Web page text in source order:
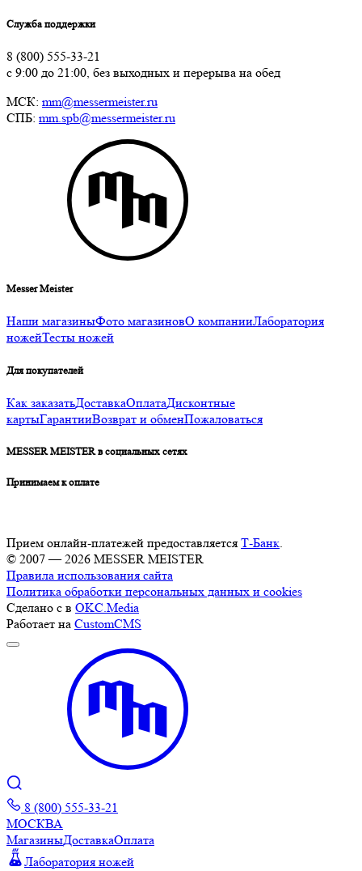
Служба поддержки
8 (800) 555-33-21
с 9:00 до 21:00, без выходных и перерыва на обед
МСК: mm@messermeister.ru
СПБ: mm.spb@messermeister.ru
Messer Meister
Наши магазиныФото магазиновО компанииЛаборатория
ножейТесты ножей
Для покупателей
Как заказатьДоставкаОплатаДисконтные
картыГарантииВозврат и обменПожаловаться
MESSER MEISTER в социальных сетях
Принимаем к оплате
Прием онлайн-платежей предоставляется Т-Банк.
© 2007 — 2026 MESSER MEISTER
Правила использования сайта
Политика обработки персональных данных и cookies
Сделано с в OKC.Media
Работает на CustomCMS
8 (800) 555-33-21
МОСКВА
МагазиныДоставкаОплата
Лаборатория ножей